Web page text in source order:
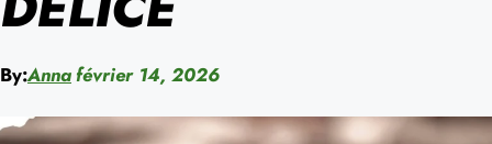
By:Annafévrier 14, 2026